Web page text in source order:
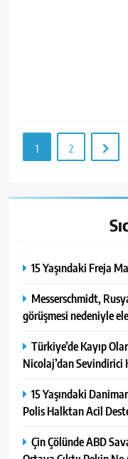
1 2
15 Yaşındaki Freja
Messerschmidt,
görüşmesi nedeniyle
Türkiye’de Kayıp
Nicolaj’dan Sevindirici
15 Yaşındaki
Polis Halktan Acil
Çin Çölünde ABD